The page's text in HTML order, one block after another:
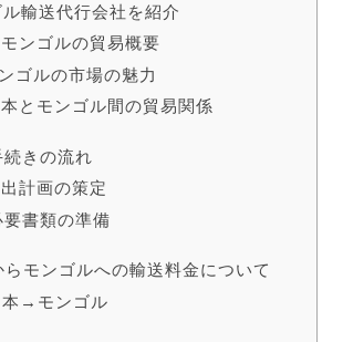
輸送代行会社を紹介
ンゴルの貿易概要
ゴルの市場の魅力
とモンゴル間の貿易関係
続きの流れ
計画の策定
要書類の準備
らモンゴルへの輸送料金について
本→モンゴル